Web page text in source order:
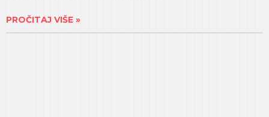
PROČITAJ VIŠE »